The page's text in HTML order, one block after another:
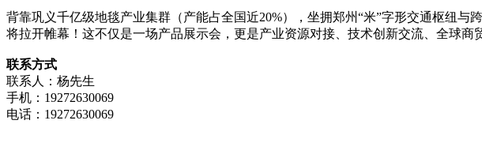
背靠巩义千亿级地毯产业集群（产能占全国近20%），坐拥郑州“米”字形交通枢纽
将拉开帷幕！这不仅是一场产品展示会，更是产业资源对接、技术创新交流、全球商
联系方式
联系人：杨先生
手机：19272630069
电话：19272630069